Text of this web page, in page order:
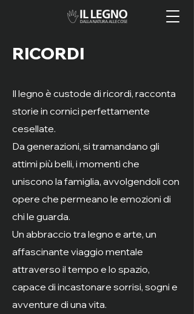
RICORDI
Il legno è custode di ricordi, racconta
storie in cornici perfettamente
cesellate.
Da generazioni, si tramandano gli
attimi più belli, i momenti che
uniscono la famiglia, avvolgendoli con
opere che permeano le emozioni di
chi le guarda.
Un abbraccio tra legno e arte, un
affascinante viaggio mentale
attraverso il tempo e lo spazio,
capace di incastonare sorrisi, sogni e
avventure di una vita.